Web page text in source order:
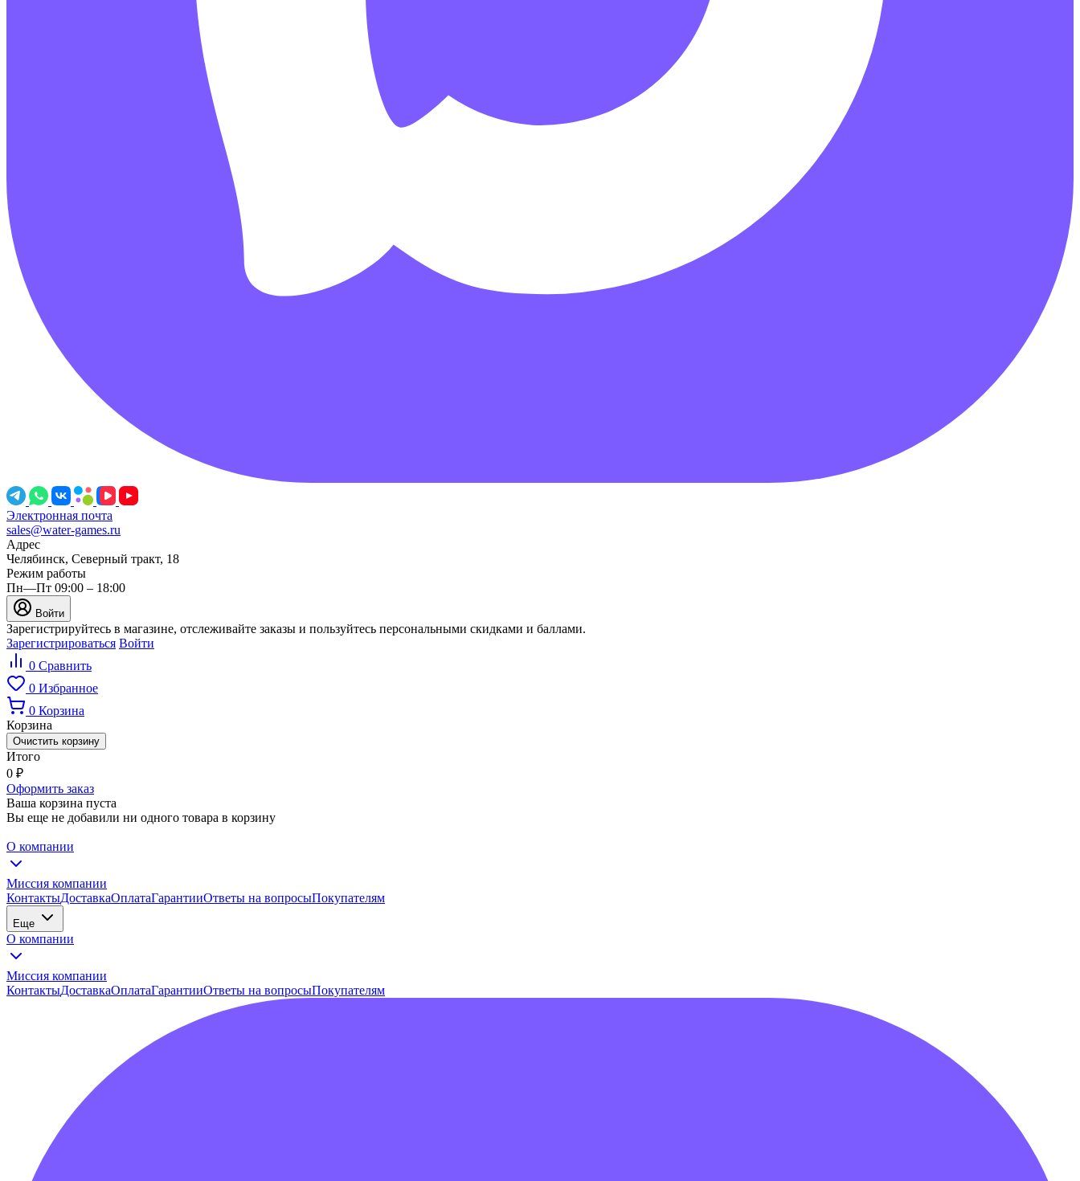
Электронная почта
sales@water-games.ru
Адрес
Челябинск, Северный тракт, 18
Режим работы
Пн—Пт 09:00 – 18:00
Войти
Зарегистрируйтесь в магазине, отслеживайте заказы и пользуйтесь персональными скидками и баллами.
Зарегистрироваться Войти
0 Сравнить
0 Избранное
0 Корзина
Корзина
Очистить корзину
Итого
0 ₽
Оформить заказ
Ваша корзина пуста
Вы еще не добавили ни одного товара в корзину
О компании
Миссия компании
КонтактыДоставкаОплатаГарантииОтветы на вопросыПокупателям
Еще
О компании
Миссия компании
КонтактыДоставкаОплатаГарантииОтветы на вопросыПокупателям